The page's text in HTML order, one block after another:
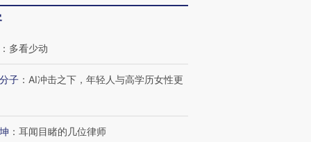
是“人道危
湖北宜昌局部短时降雨
哈尔滨遭遇短时极端强降
： 多看少动
子 ： AI冲击之下，年轻人与高学历女性更
： 耳闻目睹的几位律师